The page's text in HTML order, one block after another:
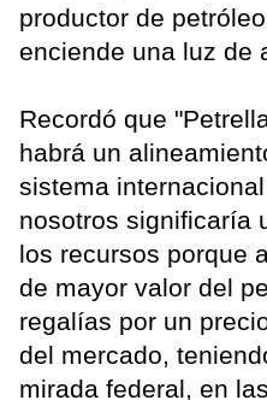
productor de
enciende una luz de
Recordó que
habrá un
sistema
nosotros significaría
los recursos porque
de mayor valor del
regalías por un
del mercado,
mirada federal, en